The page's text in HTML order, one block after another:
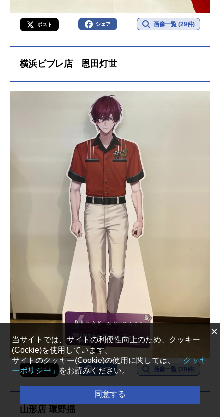
ポスト シェア 画像一覧 (29件)
横浜ビブレ店 恩田灯世
ポスト シェア 画像一覧 (29件)
山形店 環野揺
×
当サイトでは、サイトの利便性向上のため、クッキー
(Cookie)を使用しています。
サイトのクッキー(Cookie)の使用に関しては、「クッキ
ーポリシー」
をお読みください。
同意する